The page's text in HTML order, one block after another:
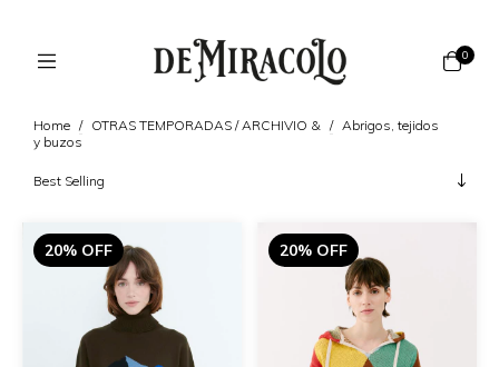
0
Home / OTRAS TEMPORADAS / ARCHIVIO & / Abrigos, tejidos
y buzos
20% OFF 20% OFF